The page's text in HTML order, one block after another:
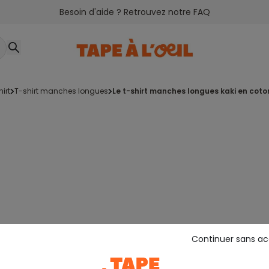
Besoin d'aide ? Retrouvez notre FAQ
t-shirt manches longues le t-shirt manches longues kaki en
Continuer sans